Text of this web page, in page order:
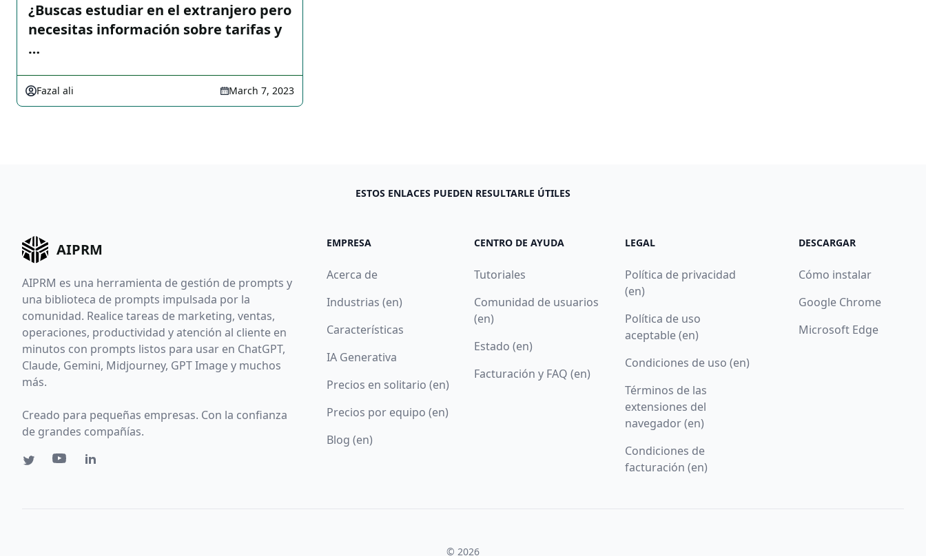
¿Buscas estudiar en el extranjero pero
necesitas información sobre tarifas y
…
Fazal ali March 7, 2023
ESTOS ENLACES PUEDEN RESULTARLE ÚTILES
AIPRM
AIPRM es una herramienta de gestión de prompts y
una biblioteca de prompts impulsada por la
comunidad. Realice tareas de marketing, ventas,
operaciones, productividad y atención al cliente en
minutos con prompts listos para usar en ChatGPT,
Claude, Gemini, Midjourney, GPT Image y muchos
más.
Creado para pequeñas empresas. Con la confianza
de grandes compañías.
EMPRESA
Acerca de
Industrias (en)
Características
IA Generativa
Precios en solitario (en)
Precios por equipo (en)
Blog (en)
CENTRO DE AYUDA
Tutoriales
Comunidad de usuarios
(en)
Estado (en)
Facturación y FAQ (en)
LEGAL
Política de privacidad
(en)
Política de uso
aceptable (en)
Condiciones de uso (en)
Términos de las
extensiones del
navegador (en)
Condiciones de
facturación (en)
DESCARGAR
Cómo instalar
Google Chrome
Microsoft Edge
© 2026